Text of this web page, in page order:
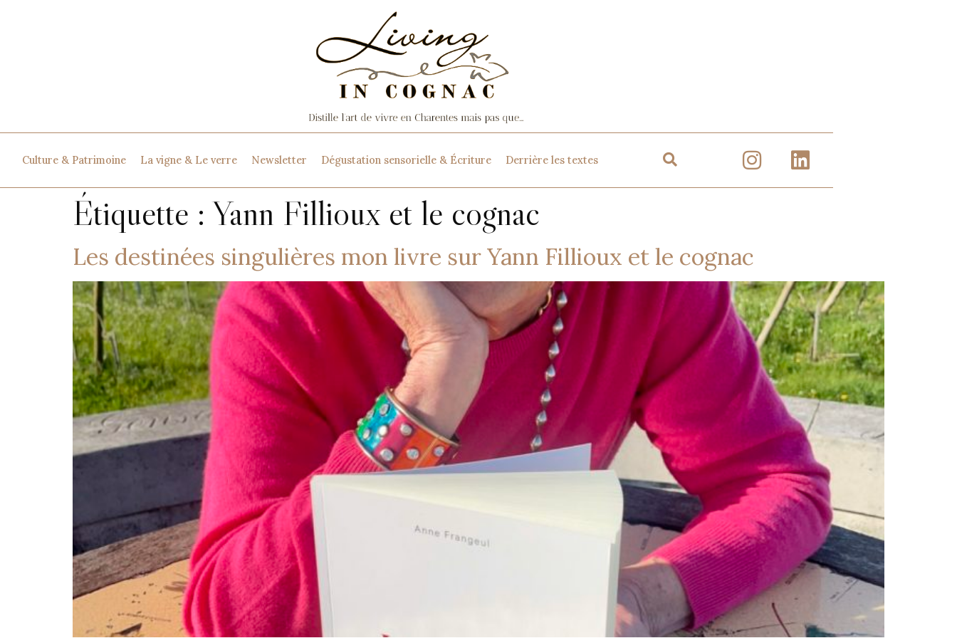
Culture & Patrimoine La vigne & Le verre Newsletter Dégustation sensorielle & Écriture Derrière les textes
Étiquette : Yann Fillioux et le cognac
Les destinées singulières mon livre sur Yann Fillioux et le cognac